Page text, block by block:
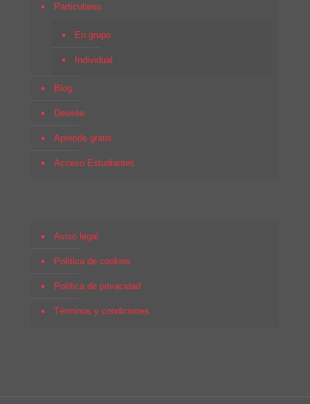
Particulares
En grupo
Individual
Blog
Desirée
Aprende gratis
Acceso Estudiantes
Aviso legal
Política de cookies
Política de privacidad
Términos y condiciones